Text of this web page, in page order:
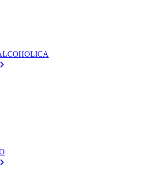
keyboard_arrow_right
keyboard_arrow_right